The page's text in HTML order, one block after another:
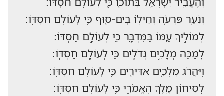
וְנִ֘עֵ֤ר פַּרְעֹ֣ה וְחֵיל֣וֹ בְיַם-ס֑וּף כִּ֖י לְעוֹלָ֣ם חַסְדּֽוֹ:
לְמוֹלִ֣יךְ עַ֭מּוֹ בַּמִּדְבָּ֑ר כִּ֖י לְעוֹלָ֣ם חַסְדּֽוֹ:
לְ֭מַכֵּה מְלָכִ֣ים גְּדֹלִ֑ים כִּ֖י לְעוֹלָ֣ם חַסְדּֽוֹ:
וַֽ֭יַּהֲרֹג מְלָכִ֣ים אַדִּירִ֑ים כִּ֖י לְעוֹלָ֣ם חַסְדּֽוֹ:
לְ֭סִיחוֹן מֶ֣לֶךְ הָאֱמֹרִ֑י כִּ֖י לְעוֹלָ֣ם חַסְדּֽוֹ: